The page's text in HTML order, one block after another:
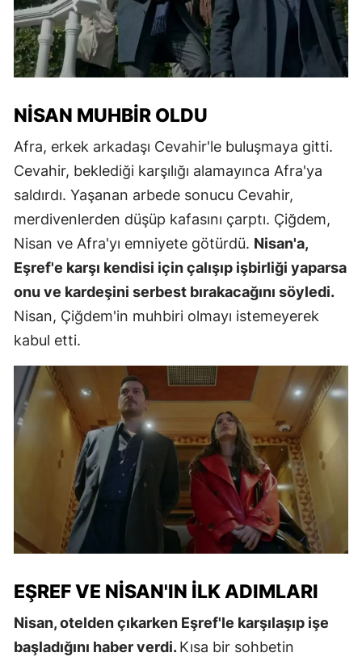
NISAN MUHBIR OLDU
Afra, erkek arkadaşı Cevahir'le buluşmaya gitti.
Cevahir, beklediği karşılığı alamayınca Afra'ya
saldırdı. Yaşanan arbede sonucu Cevahir,
merdivenlerden düşüp kafasını çarptı. Çiğdem,
Nisan ve Afra'yı emniyete götürdü. Nisan'a,
Eşref'e karşı kendisi için çalışıp işbirliği yaparsa
onu ve kardeşini serbest bırakacağını söyledi.
Nisan, Çiğdem'in muhbiri olmayı istemeyerek
kabul etti.
EŞREF VE NISAN'IN İLK ADIMLARI
Nisan, otelden çıkarken Eşref'le karşılaşıp işe
başladığını haber verdi.Kısa bir sohbetin